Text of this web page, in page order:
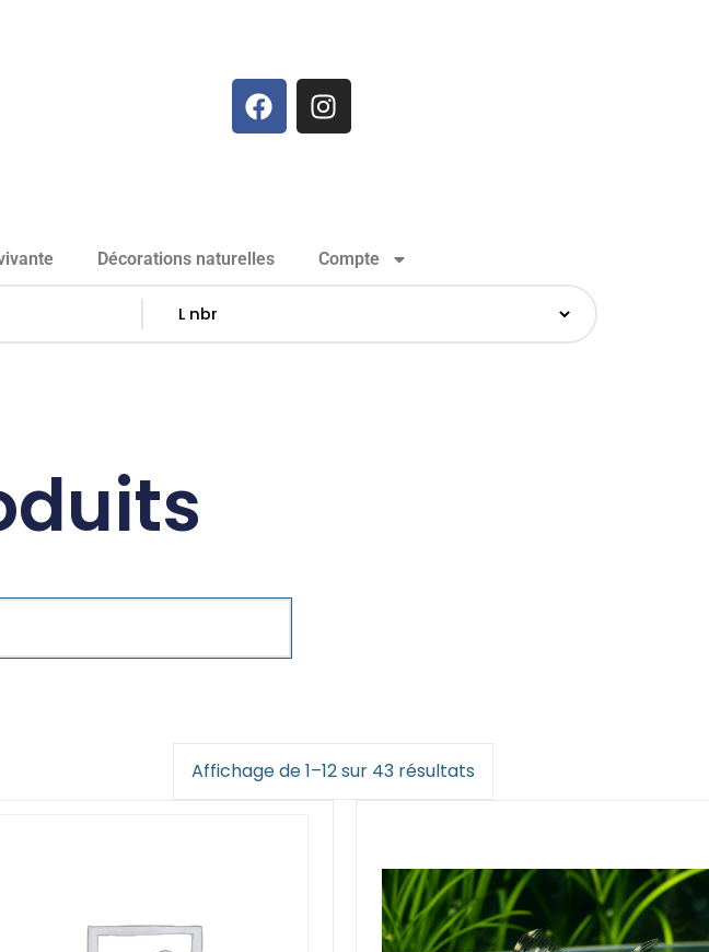
Décorations naturelles Compte
Affichage de 1–12 sur 43 résultats